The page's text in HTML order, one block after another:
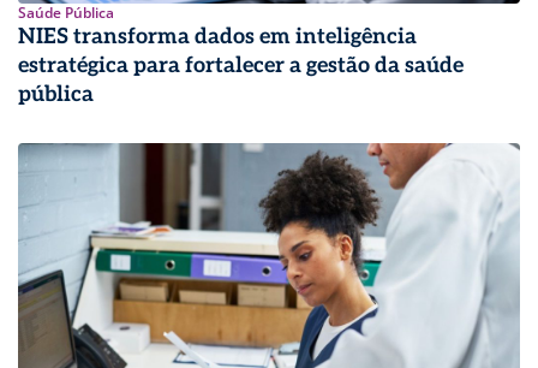
Saúde Pública
NIES transforma dados em inteligência
estratégica para fortalecer a gestão da saúde
pública